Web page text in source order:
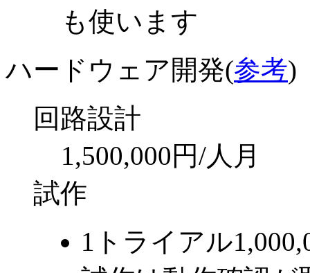
も使います
ハードウェア開発(参考)
回路設計
1,500,000円/人月
試作
1トライアル